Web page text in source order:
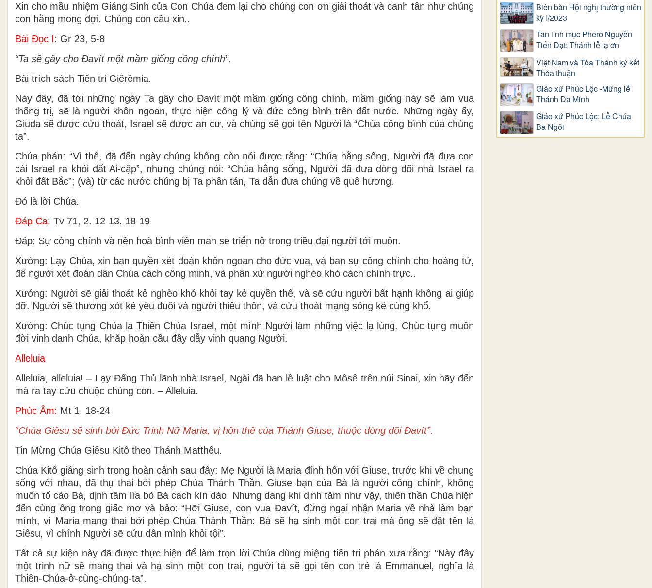
Xin cho mầu nhiệm Giáng Sinh của Con Chúa đem lại cho chúng con ơn giải thoát và canh tân như chúng
con hằng mong đợi. Chúng con cầu xin..
Bài Ðọc I: Gr 23, 5-8
“Ta sẽ gây cho Ðavít một mầm giống công chính”.
Bài trích sách Tiên tri Giêrêmia.
Này đây, đã tới những ngày Ta gây cho Ðavít một mầm giống công chính, mầm giống này sẽ làm vua
thống trị, sẽ là người khôn ngoan, thực hiện công lý và đức công bình trên đất nước. Những ngày ấy,
Giuđa sẽ được cứu thoát, Israel sẽ được an cư, và chúng sẽ gọi tên Người là “Chúa công bình của chúng
ta”.
Chúa phán: “Vì thế, đã đến ngày chúng không còn nói được rằng: “Chúa hằng sống, Người đã đưa con
cái Israel ra khỏi đất Ai-cập”, nhưng chúng nói: “Chúa hằng sống, Người đã đưa dòng dõi nhà Israel ra
khỏi đất Bắc”; (và) từ các nước chúng bị Ta phân tán, Ta dẫn đưa chúng về quê hương.
Ðó là lời Chúa.
Ðáp Ca: Tv 71, 2. 12-13. 18-19
Ðáp: Sự công chính và nền hoà bình viên mãn sẽ triển nở trong triều đại người tới muôn.
Xướng: Lạy Chúa, xin ban quyền xét đoán khôn ngoan cho đức vua, và ban sự công chính cho hoàng tử,
để người xét đoán dân Chúa cách công minh, và phân xử người nghèo khó cách chính trực..
Xướng: Người sẽ giải thoát kẻ nghèo khó khỏi tay kẻ quyền thế, và sẽ cứu người bất hạnh không ai giúp
đỡ. Người sẽ thương xót kẻ yếu đuối và người thiếu thốn, và cứu thoát mạng sống kẻ cùng khổ.
Xướng: Chúc tụng Chúa là Thiên Chúa Israel, một mình Người làm những việc lạ lùng. Chúc tụng muôn
đời vinh danh Chúa, khắp hoàn cầu đầy dẫy vinh quang Người.
Alleluia
Alleluia, alleluia! – Lạy Ðấng Thủ lãnh nhà Israel, Ngài đã ban lề luật cho Môsê trên núi Sinai, xin hãy đến
mà ra tay cứu chuộc chúng con. – Alleluia.
Phúc Âm: Mt 1, 18-24
“Chúa Giêsu sẽ sinh bởi Ðức Trinh Nữ Maria, vị hôn thê của Thánh Giuse, thuộc dòng dõi Ðavít”.
Tin Mừng Chúa Giêsu Kitô theo Thánh Matthêu.
Chúa Kitô giáng sinh trong hoàn cảnh sau đây: Mẹ Người là Maria đính hôn với Giuse, trước khi về chung
sống với nhau, đã thụ thai bởi phép Chúa Thánh Thần. Giuse bạn của Bà là người công chính, không
muốn tố cáo Bà, định tâm lìa bỏ Bà cách kín đáo. Nhưng đang khi định tâm như vậy, thiên thần Chúa hiện
đến cùng ông trong giấc mơ và bảo: “Hỡi Giuse, con vua Ðavít, đừng ngại nhận Maria về nhà làm bạn
mình, vì Maria mang thai bởi phép Chúa Thánh Thần: Bà sẽ hạ sinh một con trai mà ông sẽ đặt tên là
Giêsu, vì chính Người sẽ cứu dân mình khỏi tội”.
Tất cả sự kiện này đã được thực hiện để làm trọn lời Chúa dùng miệng tiên tri phán xưa rằng: “Này đây
một trinh nữ sẽ mang thai và hạ sinh một con trai, người ta sẽ gọi tên con trẻ là Emmanuel, nghĩa là
Thiên-Chúa-ở-cùng-chúng-ta”.
Biên bản Hội nghị thường niên
kỳ I/2023
Tân linh mục Phêrô Nguyễn
Tiến Đạt: Thánh lễ tạ ơn
Việt Nam và Tòa Thánh ký kết
Thỏa thuận
Giáo xứ Phúc Lộc -Mừng lễ
Thánh Đa Minh
Giáo xứ Phúc Lộc: Lễ Chúa
Ba Ngôi